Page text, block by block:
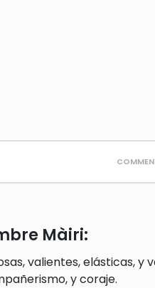
Màiri:
valientes, elásticas, y
y coraje.